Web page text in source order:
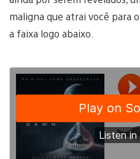
maligna que atrai você para
a faixa logo abaixo.